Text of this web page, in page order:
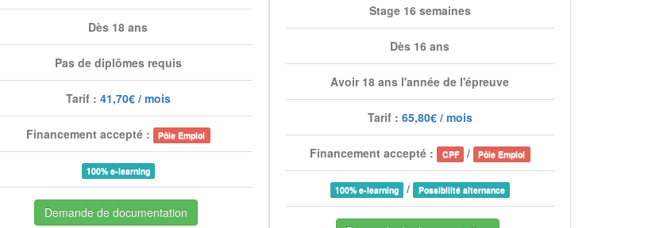
Dès 18 ans
Pas de diplômes requis
Tarif : 41,70€ / mois
Financement accepté : Pôle Emploi
100% e-learning
Demande de documentation
Stage 16 semaines
Dès 16 ans
Avoir 18 ans l'année de l'épreuve
Tarif : 65,80€ / mois
Financement accepté : CPF / Pôle Emploi
100% e-learning / Possibilité alternance